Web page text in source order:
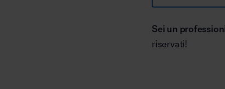
Sei un
riservati!